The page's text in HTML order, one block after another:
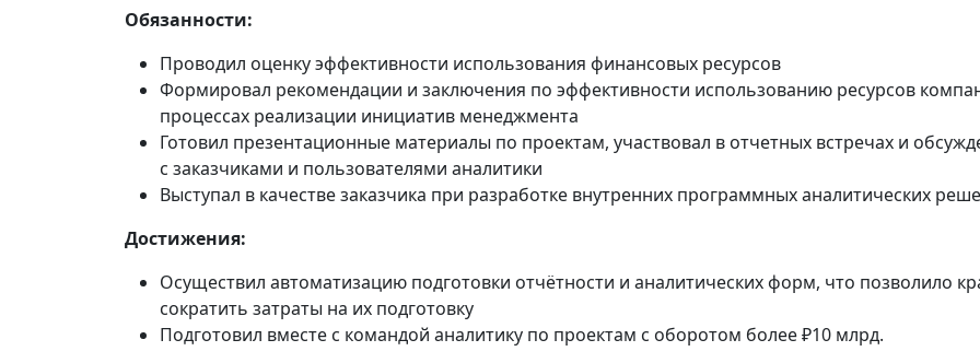
Обязанности:
Проводил оценку эффективности использования финансовых ресурсов
Формировал рекомендации и заключения по эффективности использованию ресурсов
процессах реализации инициатив менеджмента
Готовил презентационные материалы по проектам, участвовал в отчетных встречах и
с заказчиками и пользователями аналитики
Выступал в качестве заказчика при разработке внутренних программных аналитических
Достижения:
Осуществил автоматизацию подготовки отчётности и аналитических форм, что позволило
сократить затраты на их подготовку
Подготовил вместе с командой аналитику по проектам с оборотом более ₽10 млрд.